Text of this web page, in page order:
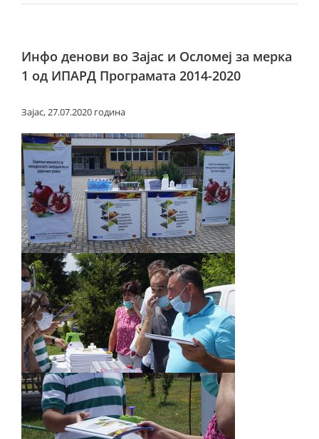
Инфо денови во Зајас и Осломеј за мерка
1 од ИПАРД Програмата 2014-2020
Зајас, 27.07.2020 година